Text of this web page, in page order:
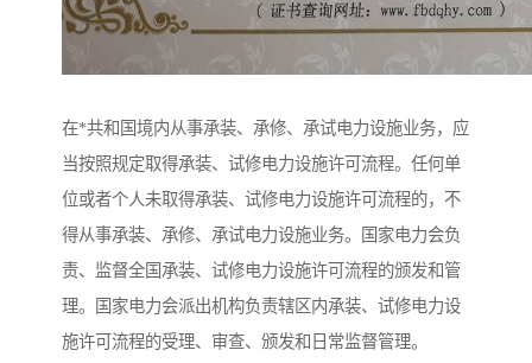
在*共和国境内从事承装、承修、承试电力设施业务，应
当按照规定取得承装、试修电力设施许可流程。任何单
位或者个人未取得承装、试修电力设施许可流程的，不
得从事承装、承修、承试电力设施业务。国家电力会负
责、监督全国承装、试修电力设施许可流程的颁发和管
理。国家电力会派出机构负责辖区内承装、试修电力设
施许可流程的受理、审查、颁发和日常监督管理。